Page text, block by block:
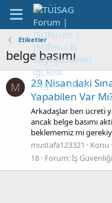
Etiketler
belge basımı
M
29 Nisandaki
Yapabilen Var
Arkadaşlar ben ücreti
ancak belge basımı
beklememiz mi
mustafa123321
Konu
18 Forum:İş